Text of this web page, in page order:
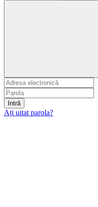
Intră
Ați uitat parola?